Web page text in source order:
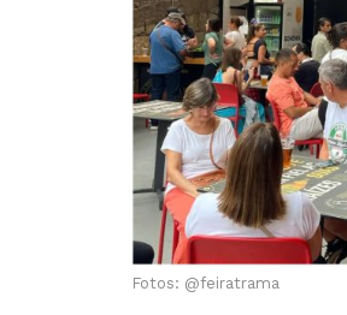
Fotos: @feiratrama